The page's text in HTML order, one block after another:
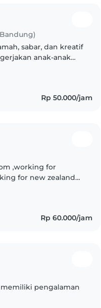
sabar, dan kreatif
anak-anak
Rp 50.000/jam
,working for
for new zealand
Rp 60.000/jam
pengalaman